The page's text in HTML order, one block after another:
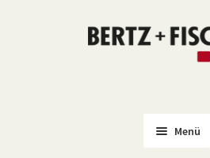
Zur
Zum
Menü